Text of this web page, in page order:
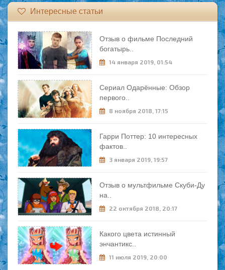
Интересные статьи
Отзыв о фильме Последний
богатырь..
14 января 2019, 01:54
Сериал Одарённые: Обзор
первого..
8 ноября 2018, 17:15
Гарри Поттер: 10 интересных
фактов..
3 января 2019, 19:57
Отзыв о мультфильме Скуби-Ду
на..
22 октября 2018, 20:17
Какого цвета истинный
энчантикс..
11 июля 2019, 20:00